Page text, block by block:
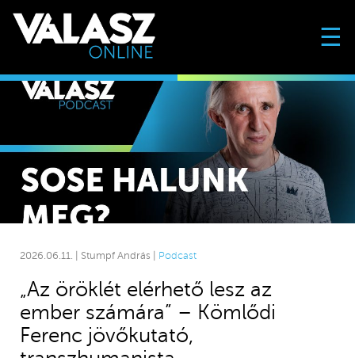
☰
2026.06.11. | Stumpf András | Podcast
„Az öröklét elérhető lesz az
ember számára” – Kömlődi
Ferenc jövőkutató,